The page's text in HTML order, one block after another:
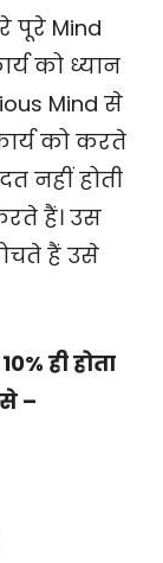
पूरे Mind
को ध्यान
Mind से
को करते
नहीं होती
हैं। उस
हैं उसे
ही होता
–